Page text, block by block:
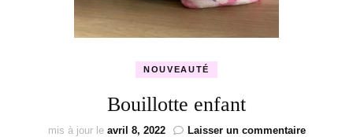
NOUVEAUTÉ
Bouillotte enfant
mis à jour le avril 8, 2022 Laisser un commentairesur